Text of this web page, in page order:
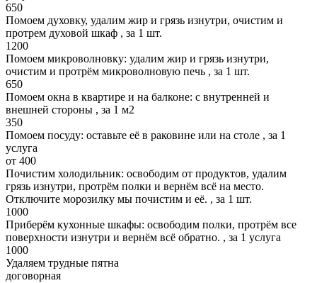
650
Помоем духовку, удалим жир и грязь изнутри, очистим и
протрем духовой шкаф , за 1 шт.
1200
Помоем микроволновку: удалим жир и грязь изнутри,
очистим и протрём микроволновую печь , за 1 шт.
650
Помоем окна в квартире и на балконе: с внутренней и
внешней стороны , за 1 м2
350
Помоем посуду: оставьте её в раковине или на столе , за 1
услуга
от 400
Почистим холодильник: освободим от продуктов, удалим
грязь изнутри, протрём полки и вернём всё на место.
Отключите морозилку мы почистим и её. , за 1 шт.
1000
Приберём кухонные шкафы: освободим полки, протрём все
поверхности изнутри и вернём всё обратно. , за 1 услуга
1000
Удаляем трудные пятна
договорная